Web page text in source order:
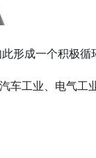
形成一个积极循
车工业、电气工